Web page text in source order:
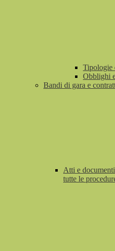
Tipologie
Obblighi
Bandi di gara e
Atti e
tutte le